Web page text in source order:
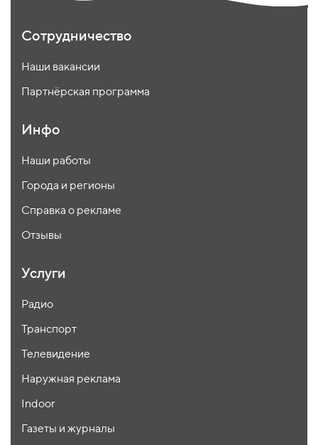
Сотрудничество
Наши вакансии
Партнёрская программа
Инфо
Наши работы
Города и регионы
Справка о рекламе
Отзывы
Услуги
Радио
Транспорт
Телевидение
Наружная реклама
Indoor
Газеты и журналы